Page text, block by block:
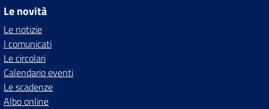
Le novità
Le notizie
I comunicati
Le circolari
Calendario eventi
Le scadenze
Albo online